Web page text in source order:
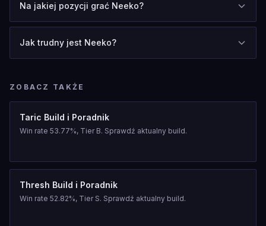
Na jakiej pozycji grać Neeko?
Jak trudny jest Neeko?
ZOBACZ TAKŻE
Taric Build i Poradnik
Win rate 53.77%, Tier B. Sprawdź aktualny build.
Thresh Build i Poradnik
Win rate 52.82%, Tier S. Sprawdź aktualny build.